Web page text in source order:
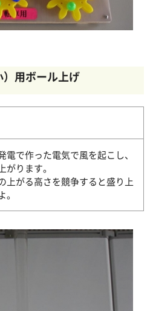
用ボール上げ
電で作った電気で風を起こし、
がります。
上がる高さを競争すると盛り上